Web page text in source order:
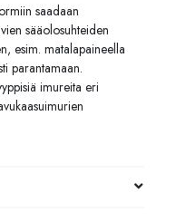
saadaan
sääolosuhteiden
esim. matalapaineella
parantamaan.
imureita eri